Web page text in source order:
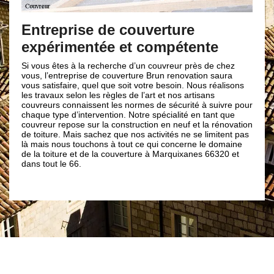
Entreprise de couverture
expérimentée et compétente
Si vous êtes à la recherche d’un couvreur près de chez
vous, l’entreprise de couverture Brun renovation saura
vous satisfaire, quel que soit votre besoin. Nous réalisons
les travaux selon les règles de l’art et nos artisans
couvreurs connaissent les normes de sécurité à suivre pour
chaque type d’intervention. Notre spécialité en tant que
couvreur repose sur la construction en neuf et la rénovation
de toiture. Mais sachez que nos activités ne se limitent pas
là mais nous touchons à tout ce qui concerne le domaine
de la toiture et de la couverture à Marquixanes 66320 et
dans tout le 66.
Un
Si
de
les
aux
serez
bien